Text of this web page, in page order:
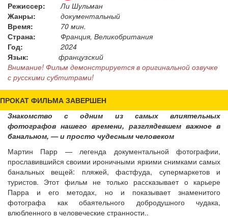
Режиссер:
Ли Шульман
Жанры:
документальный
Время:
70 мин.
Страна:
Франция, Великобритания
Год:
2024
Язык:
французский
Внимание! Фильм демонстрируется в оригинальной озвучке
с русскими субтитрами!
ПРОКАТ ФИЛЬМА ЗАВЕРШЕН
Знакомство с одним из самых влиятельных
фотографов нашего времени, разглядевшем важное в
банальном, — и просто чудесным человеком
Мартин Парр — легенда документальной фотографии,
прославившийся своими ироничными яркими снимками самых
банальных вещей: пляжей, фастфуда, супермаркетов и
туристов. Этот фильм не только рассказывает о карьере
Парра и его методах, но и показывает знаменитого
фотографа как обаятельного добродушного чудака,
влюбленного в человеческие странности..